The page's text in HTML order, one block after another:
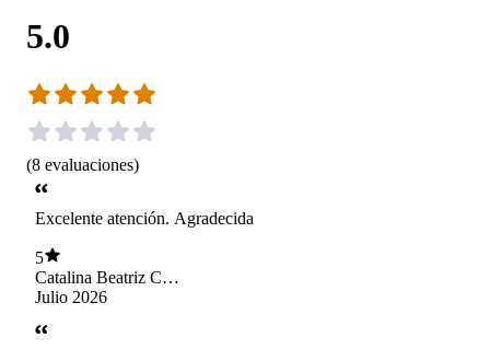
5.0
(8 evaluaciones)
Excelente atención. Agradecida
5
Catalina Beatriz Cea
Rebolledo
Julio 2026